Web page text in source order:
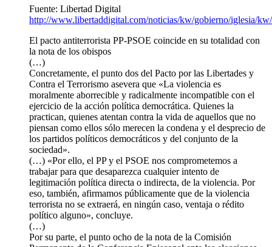
Fuente: Libertad Digital
http://www.libertaddigital.com/noticias/kw/gobierno/iglesia/
El pacto antiterrorista PP-PSOE coincide en su totalidad con
la nota de los obispos
(…)
Concretamente, el punto dos del Pacto por las Libertades y
Contra el Terrorismo asevera que «La violencia es
moralmente aborrecible y radicalmente incompatible con el
ejercicio de la acción política democrática. Quienes la
practican, quienes atentan contra la vida de aquellos que no
piensan como ellos sólo merecen la condena y el desprecio de
los partidos políticos democráticos y del conjunto de la
sociedad».
(…) «Por ello, el PP y el PSOE nos comprometemos a
trabajar para que desaparezca cualquier intento de
legitimación política directa o indirecta, de la violencia. Por
eso, también, afirmamos públicamente que de la violencia
terrorista no se extraerá, en ningún caso, ventaja o rédito
político alguno», concluye.
(…)
Por su parte, el punto ocho de la nota de la Comisión